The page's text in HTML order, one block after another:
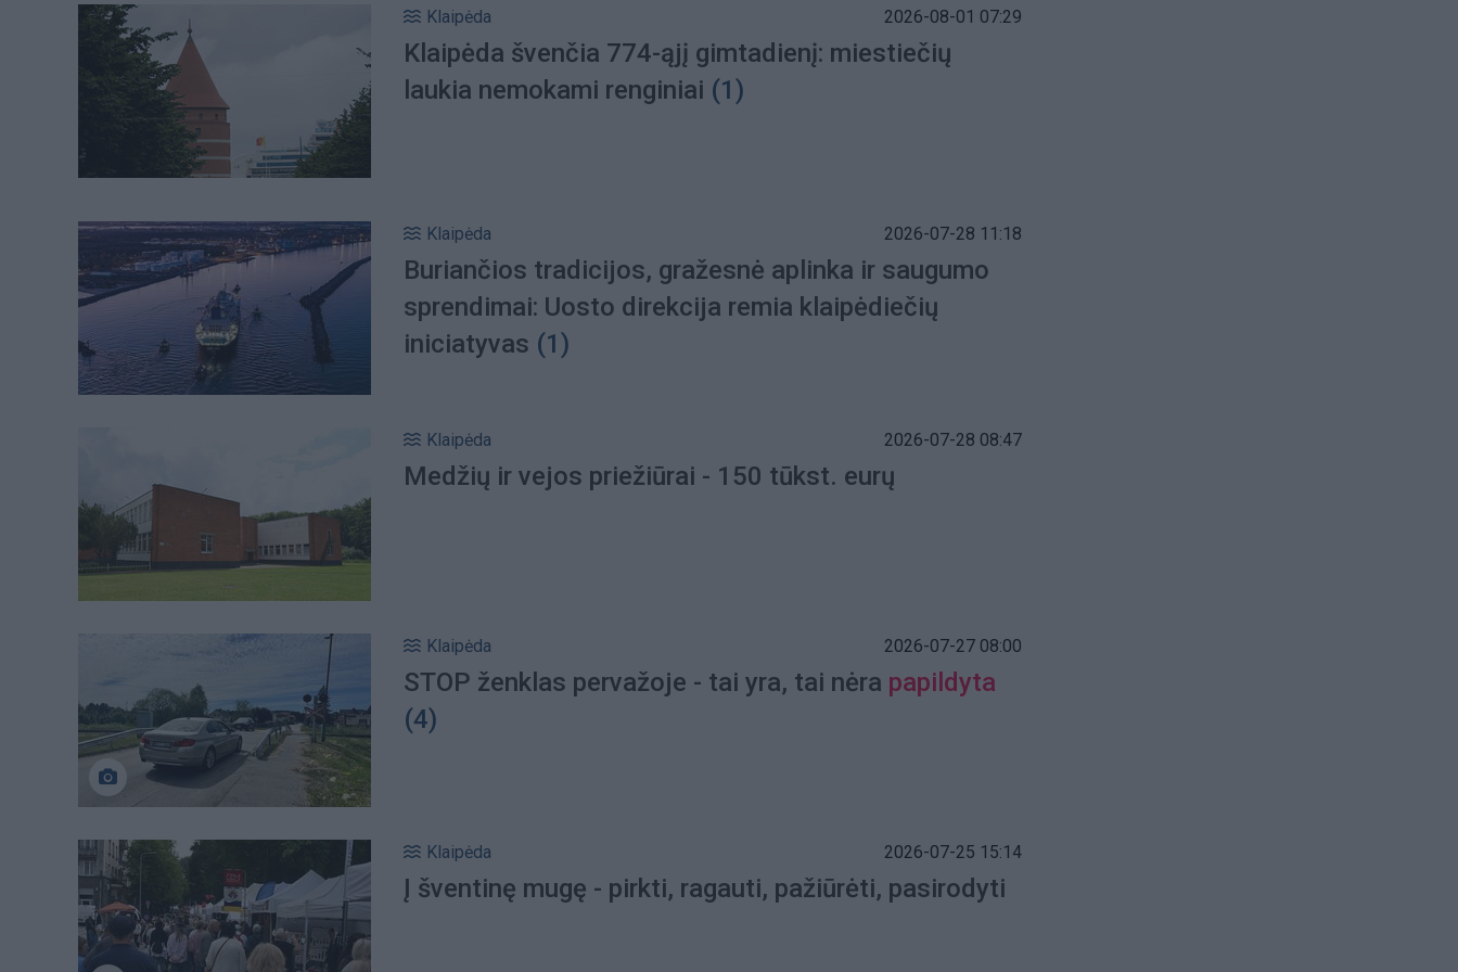
Klaipėda 2026-08-01 07:29
Klaipėda švenčia 774-ąjį gimtadienį: miestiečių
laukia nemokami renginiai (1)
Klaipėda 2026-07-28 11:18
Buriančios tradicijos, gražesnė aplinka ir saugumo
sprendimai: Uosto direkcija remia klaipėdiečių
iniciatyvas (1)
Klaipėda 2026-07-28 08:47
Medžių ir vejos priežiūrai - 150 tūkst. eurų
Klaipėda 2026-07-27 08:00
STOP ženklas pervažoje - tai yra, tai nėra papildyta
(4)
Klaipėda 2026-07-25 15:14
Į šventinę mugę - pirkti, ragauti, pažiūrėti, pasirodyti